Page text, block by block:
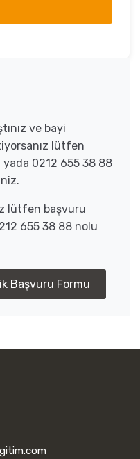
ve bayi
lütfen
0212 655 38 88
lütfen başvuru
655 38 88 nolu
Başvuru Formu